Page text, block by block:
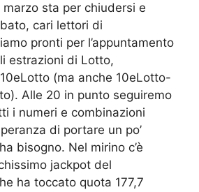
sta per chiudersi e
cari lettori di
pronti per l’appuntamento
estrazioni di Lotto,
(ma anche 10eLotto-
Alle 20 in punto seguiremo
i numeri e combinazioni
di portare un po’
bisogno. Nel mirino c’è
jackpot del
ha toccato quota 177,7